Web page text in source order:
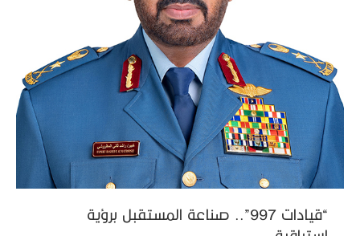
“قيادات 997”.. صناعة المستقبل برؤية